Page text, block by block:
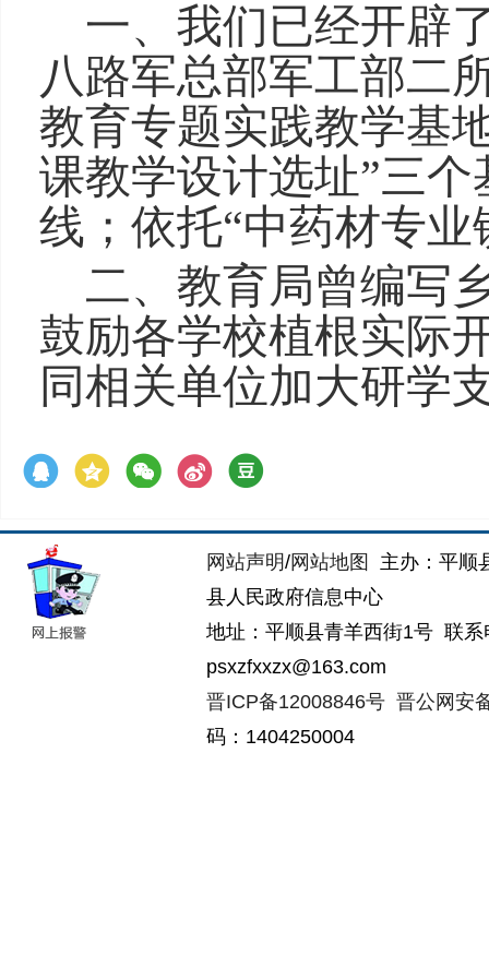
一、我们已经开辟
八路军总部军工部二
教育专题实践教学基
课教学设计选址”三
线；依托“中药材专业
二、教育局曾编写
鼓励各学校植根实际
同相关单位加大研学
网站声明/网站地图
主办：平顺
县人民政府信息中心
地址：平顺县青羊西街1号 联
psxzfxxzx@163.com
晋ICP备12008846号 晋公网安
码：1404250004